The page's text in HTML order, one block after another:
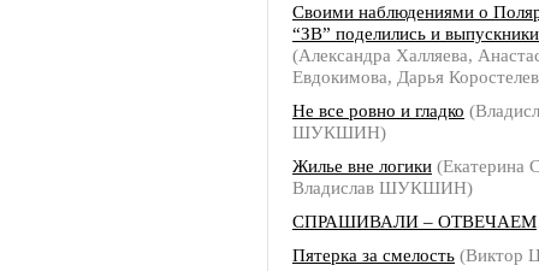
Своими наблюдениями о
“ЗВ” поделились и
(Александра Халляева,
Евдокимова, Дарья
Не все ровно и гладко
ШУКШИН)
Жилье вне логики
Владислав ШУКШИН)
СПРАШИВАЛИ – ОТВЕЧАЕМ
Пятерка за смелость (Виктор